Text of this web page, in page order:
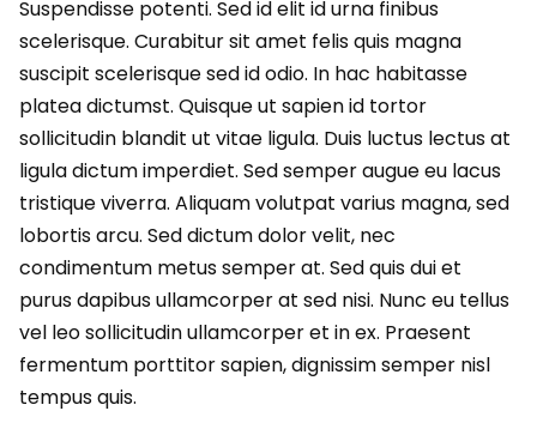
Suspendisse potenti. Sed id elit id urna finibus
scelerisque. Curabitur sit amet felis quis magna
suscipit scelerisque sed id odio. In hac habitasse
platea dictumst. Quisque ut sapien id tortor
sollicitudin blandit ut vitae ligula. Duis luctus lectus at
ligula dictum imperdiet. Sed semper augue eu lacus
tristique viverra. Aliquam volutpat varius magna, sed
lobortis arcu. Sed dictum dolor velit, nec
condimentum metus semper at. Sed quis dui et
purus dapibus ullamcorper at sed nisi. Nunc eu tellus
vel leo sollicitudin ullamcorper et in ex. Praesent
fermentum porttitor sapien, dignissim semper nisl
tempus quis.